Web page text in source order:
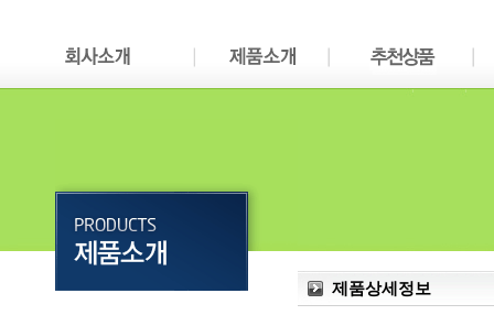
제품상세정보